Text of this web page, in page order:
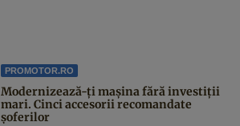
PROMOTOR.RO
Modernizează-ți mașina fără investiții
mari. Cinci accesorii recomandate
șoferilor